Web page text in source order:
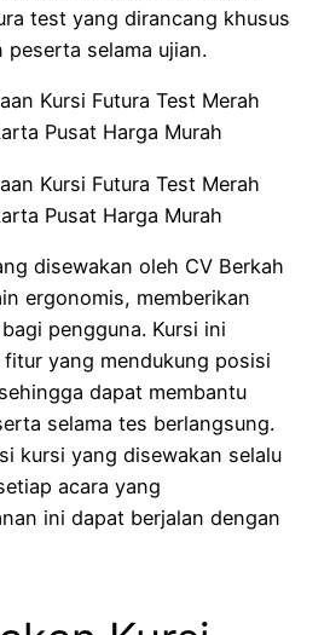
test yang dirancang khusus
peserta selama ujian.
disewakan oleh CV Berkah
ergonomis, memberikan
pengguna. Kursi ini
yang mendukung posisi
dapat membantu
selama tes berlangsung.
kursi yang disewakan selalu
acara yang
ini dapat berjalan dengan